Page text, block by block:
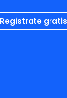
Regístrate gratis